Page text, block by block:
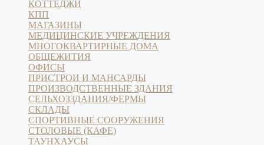
КОТТЕДЖИ
КПП
МАГАЗИНЫ
МЕДИЦИНСКИЕ УЧРЕЖДЕНИЯ
МНОГОКВАРТИРНЫЕ ДОМА
ОБЩЕЖИТИЯ
ОФИСЫ
ПРИСТРОИ И МАНСАРДЫ
ПРОИЗВОДСТВЕННЫЕ ЗДАНИЯ
СЕЛЬХОЗЗДАНИЯ/ФЕРМЫ
СКЛАДЫ
СПОРТИВНЫЕ СООРУЖЕНИЯ
СТОЛОВЫЕ (КАФЕ)
ТАУНХАУСЫ